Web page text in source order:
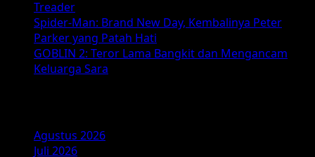
Humor
Tak
Terduga
Treader
Spider-Man: Brand New Day, Kembalinya Peter
Parker yang Patah Hati
GOBLIN 2: Teror Lama Bangkit dan Mengancam
Keluarga Sara
Agustus 2026
Juli 2026